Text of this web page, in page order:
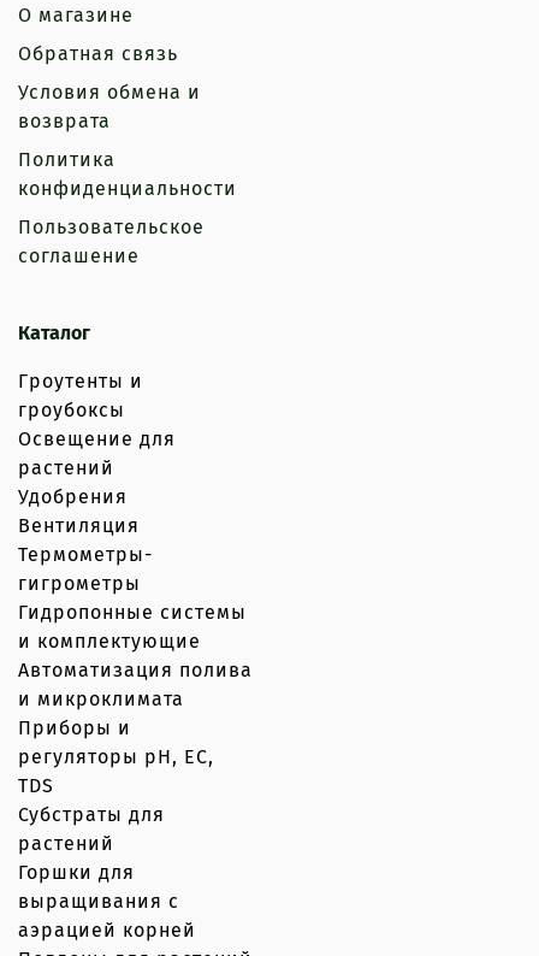
О магазине
Обратная связь
Условия обмена и
возврата
Политика
конфиденциальности
Пользовательское
соглашение
Каталог
Гроутенты и
гроубоксы
Освещение для
растений
Удобрения
Вентиляция
Термометры-
гигрометры
Гидропонные системы
и комплектующие
Автоматизация полива
и микроклимата
Приборы и
регуляторы рН, EC,
TDS
Субстраты для
растений
Горшки для
выращивания с
аэрацией корней